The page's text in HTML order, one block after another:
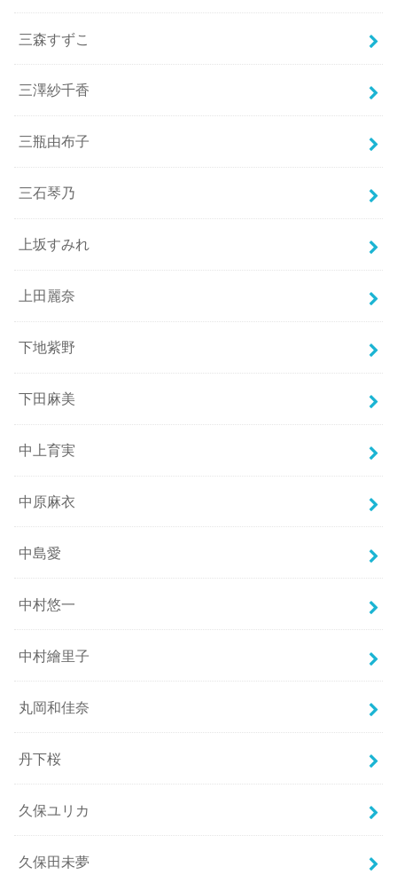
三森すずこ
三澤紗千香
三瓶由布子
三石琴乃
上坂すみれ
上田麗奈
下地紫野
下田麻美
中上育実
中原麻衣
中島愛
中村悠一
中村繪里子
丸岡和佳奈
丹下桜
久保ユリカ
久保田未夢